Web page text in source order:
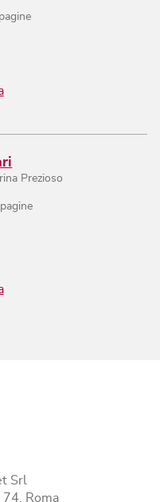
pagine
Prezioso
pagine
Srl
74, Roma